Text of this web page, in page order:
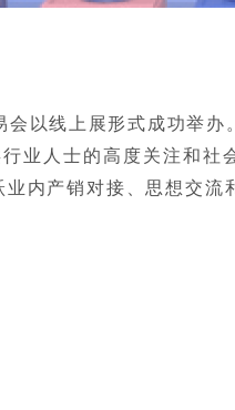
以线上展形式成功举办
业人士的高度关注和社
内产销对接、思想交流